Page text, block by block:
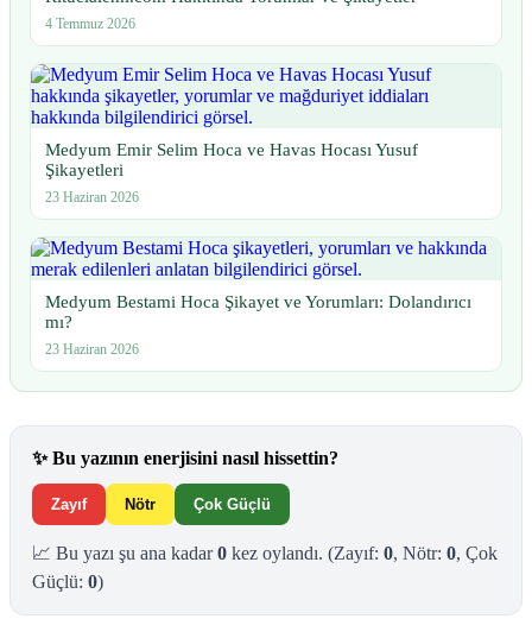
4 Temmuz 2026
Medyum Emir Selim Hoca ve Havas Hocası Yusuf
Şikayetleri
23 Haziran 2026
Medyum Bestami Hoca Şikayet ve Yorumları: Dolandırıcı
mı?
23 Haziran 2026
✨Bu yazının enerjisini nasıl hissettin?
Zayıf Nötr Çok Güçlü
📈 Bu yazı şu ana kadar0 kez oylandı. (Zayıf: 0, Nötr: 0, Çok
Güçlü: 0)